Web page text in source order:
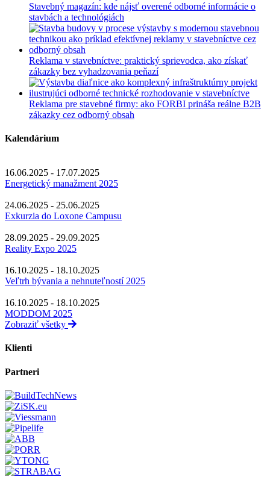
Stavebný magazín: kde nájsť overené odborné informácie o
stavbách a technológiách
Reklama v stavebníctve: praktický sprievodca, ako získať
zákazky bez vyhadzovania peňazí
Reklama pre stavebné firmy: ako FORBI prináša reálne B2B
zákazky cez odborný obsah
Kalendárium
16.06.2025 - 17.07.2025
Energetický manažment 2025
24.06.2025 - 25.06.2025
Exkurzia do Loxone Campusu
28.09.2025 - 29.09.2025
Reality Expo 2025
16.10.2025 - 18.10.2025
Veľtrh bývania a nehnuteľností 2025
16.10.2025 - 18.10.2025
MODDOM 2025
Zobraziť všetky
Klienti
Partneri